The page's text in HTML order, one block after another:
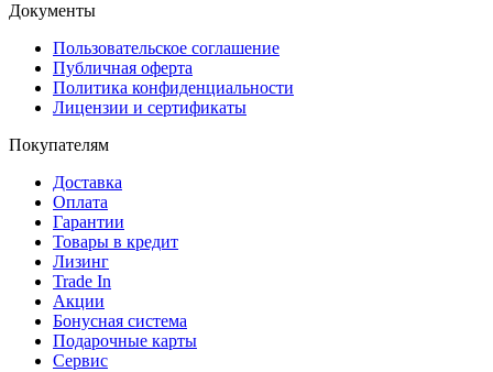
Документы
Пользовательское соглашение
Публичная оферта
Политика конфиденциальности
Лицензии и сертификаты
Покупателям
Доставка
Оплата
Гарантии
Товары в кредит
Лизинг
Trade In
Акции
Бонусная система
Подарочные карты
Сервис